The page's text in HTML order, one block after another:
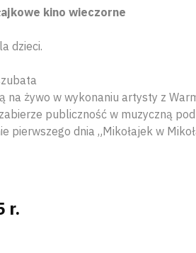
kino wieczorne
dzieci.
żywo w wykonaniu artysty z
publiczność w muzyczną
pierwszego dnia „Mikołajek w
r.